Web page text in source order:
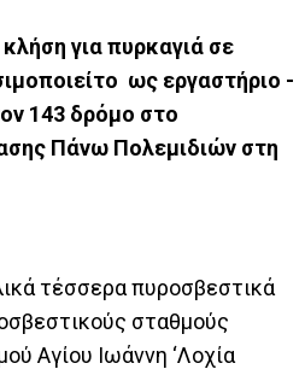
για πυρκαγιά σε
ως εργαστήριο -
143 δρόμο στο
Πάνω Πολεμιδιών στη
τέσσερα πυροσβεστικά
σταθμούς
Αγίου Ιωάννη ‘Λοχία